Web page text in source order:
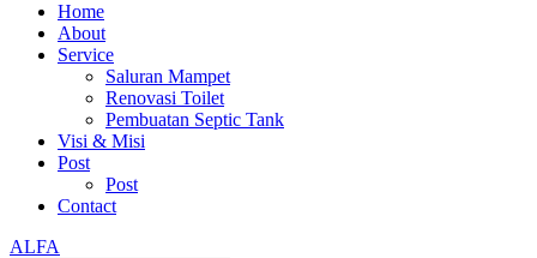
Home
About
Service
Saluran Mampet
Renovasi Toilet
Pembuatan Septic Tank
Visi & Misi
Post
Post
Contact
ALFA